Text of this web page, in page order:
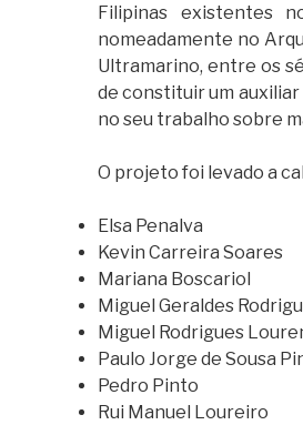
Filipinas existentes
nomeadamente no
Ultramarino, entre os
de constituir um
no seu trabalho sobre
O projeto foi levado a
Elsa Penalva
Kevin Carreira Soares
Mariana Boscariol
Miguel Geraldes
Miguel Rodrigues
Paulo Jorge de Sousa
Pedro Pinto
Rui Manuel Loureiro